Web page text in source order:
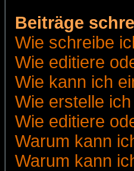
Beiträge
Wie schreibe
Wie editiere
Wie kann ich
Wie erstelle
Wie editiere
Warum kann
Warum kann